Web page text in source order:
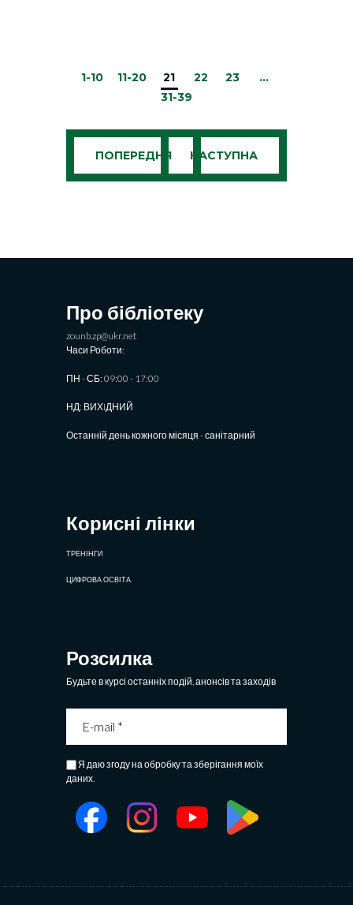
ПОПЕРЕДНЯ
1-10 11-20 21 22 23
…
31-39
НАСТУПНА
Про бібліотеку
zounb.zp@ukr.net
Часи Роботи:
ПН - СБ: 09:00 - 17:00
НД: ВИХIДНИЙ
Останній день кожного місяця - санітарний
Корисні лінки
ТРЕНІНГИ
ЦИФРОВА ОСВІТА
Розсилка
Будьте в курсі останніх подій, анонсів та заходів
Я даю згоду на обробку та зберігання моїх
даних.